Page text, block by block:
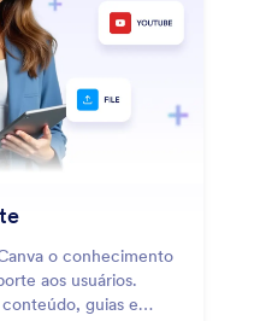
o conhecimento
aos usuários.
guias e